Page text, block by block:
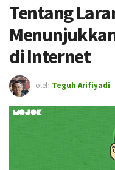
Tentang
di Internet
oleh Teguh Arifiyadi